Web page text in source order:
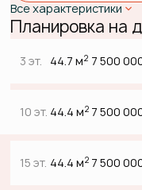
Все характеристики
Планировка на
3 эт. 44.7 м2 7 500
10 эт. 44.4 м2 7 500
15 эт. 44.4 м2 7 500